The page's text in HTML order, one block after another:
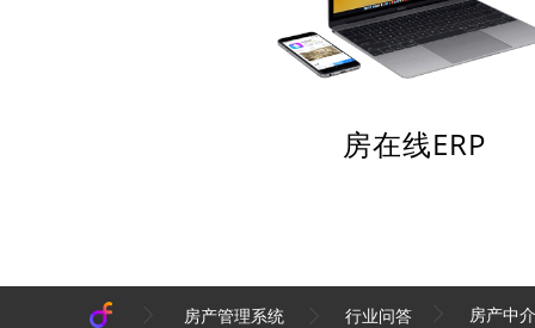
房在线ERP
房产管理系统 行业问答 房产中